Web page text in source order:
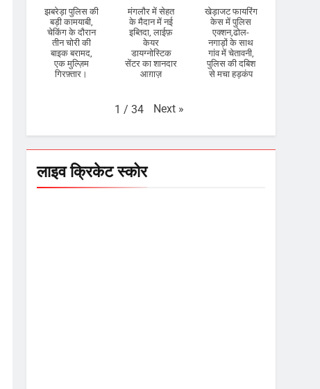
झबरेड़ा पुलिस की
बड़ी कामयाबी,
चेकिंग के दौरान
तीन चोरी की
बाइक बरामद,
एक मुल्ज़िम
गिरफ़्तार।
मंगलौर में सेहत
के मैदान में नई
इब्तिदा, लाईफ़
केयर
डायग्नोस्टिक
सेंटर का शानदार
आग़ाज़
खेड़ाजट फायरिंग
केस में पुलिस
एक्शन,ढोल-
नगाड़ों के साथ
गांव में चेतावनी,
पुलिस की दबिश
से मचा हड़कंप
1 / 34 Next »
लाइव क्रिकेट स्कोर